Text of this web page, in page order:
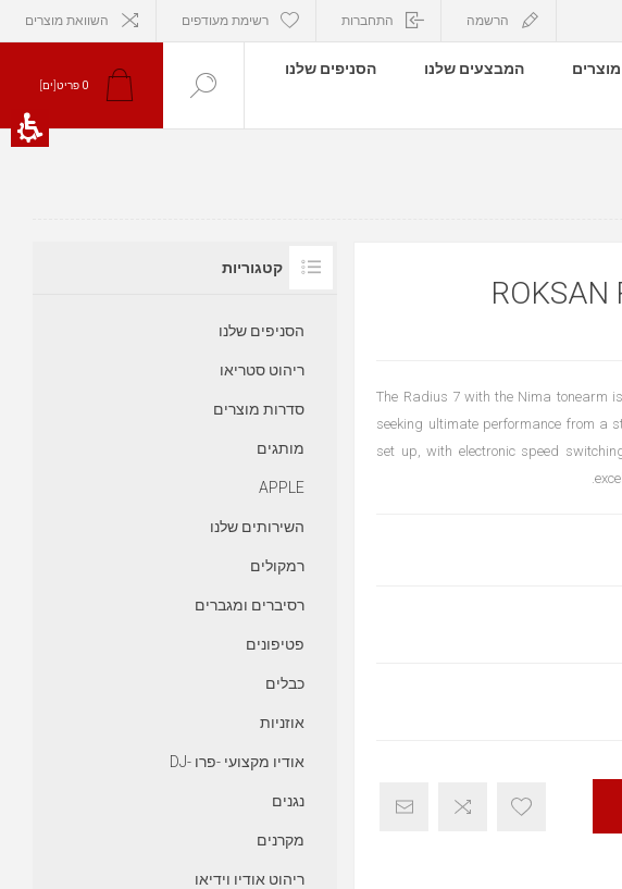
הרשמה התחברות רשימת מעודפים השוואת מוצרים
המבצעים שלנו
הסניפים שלנו
0 פריט[ים]
The Radius 7 with the Nima tonearm
seeking ultimate performance from a
set up, with electronic speed
קטגוריות
הסניפים שלנו
ריהוט סטריאו
סדרות מוצרים
מותגים
APPLE
השירותים שלנו
רמקולים
רסיברים ומגברים
פטיפונים
כבלים
אוזניות
אודיו מקצועי -פרו -DJ
נגנים
מקרנים
ריהוט אודיו וידיאו